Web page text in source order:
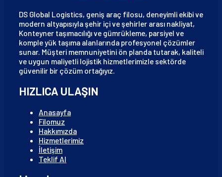
DS Global Logistics, geniş araç filosu, deneyimli ekibi ve
modern altyapısıyla şehir içi ve şehirler arası nakliyat,
Konteyner taşımacılığı ve gümrükleme, parsiyel ve
komple yük taşıma alanlarında profesyonel çözümler
sunar. Müşteri memnuniyetini ön planda tutarak, kaliteli
ve uygun maliyetli lojistik hizmetlerimizle sektörde
güvenilir bir çözüm ortağıyız.
HIZLICA ULAŞIN
Anasayfa
Filomuz
Hakkımızda
Hizmetlerimiz
İletişim
Teklif Al